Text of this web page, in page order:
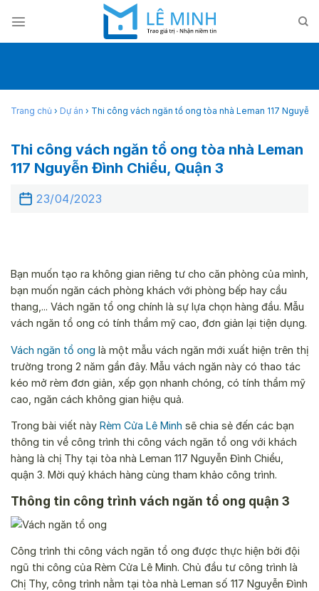
content
Trang chủ › Dự án › Thi công vách ngăn tổ ong tòa nhà Leman 117 Nguyễn
Thi công vách ngăn tổ ong tòa nhà Leman
117 Nguyễn Đình Chiểu, Quận 3
23/04/2023
Bạn muốn tạo ra không gian riêng tư cho căn phòng của mình,
bạn muốn ngăn cách phòng khách với phòng bếp hay cầu
thang,... Vách ngăn tổ ong chính là sự lựa chọn hàng đầu. Mẫu
vách ngăn tổ ong có tính thẩm mỹ cao, đơn giản lại tiện dụng.
Vách ngăn tổ ong là một mẫu vách ngăn mới xuất hiện trên thị
trường trong 2 năm gần đây. Mẫu vách ngăn này có thao tác
kéo mở rèm đơn giản, xếp gọn nhanh chóng, có tính thẩm mỹ
cao, ngăn cách không gian hiệu quả.
Trong bài viết này Rèm Cửa Lê Minh sẽ chia sẻ đến các bạn
thông tin về công trình thi công vách ngăn tổ ong với khách
hàng là chị Thy tại tòa nhà Leman 117 Nguyễn Đình Chiểu,
quận 3. Mời quý khách hàng cùng tham khảo công trình.
Thông tin công trình vách ngăn tổ ong quận 3
Công trình thi công vách ngăn tổ ong được thực hiện bởi đội
ngũ thi công của Rèm Cửa Lê Minh. Chủ đầu tư công trình là
Chị Thy, công trình nằm tại tòa nhà Leman số 117 Nguyễn Đình